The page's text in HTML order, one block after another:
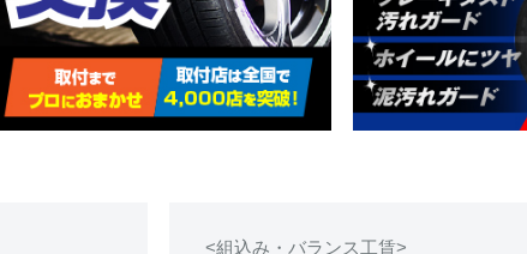
<組込み・バランス工賃>